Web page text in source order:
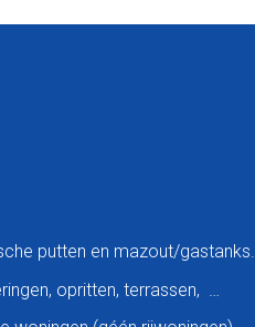
putten en mazout/gastanks.
opritten, terrassen, …